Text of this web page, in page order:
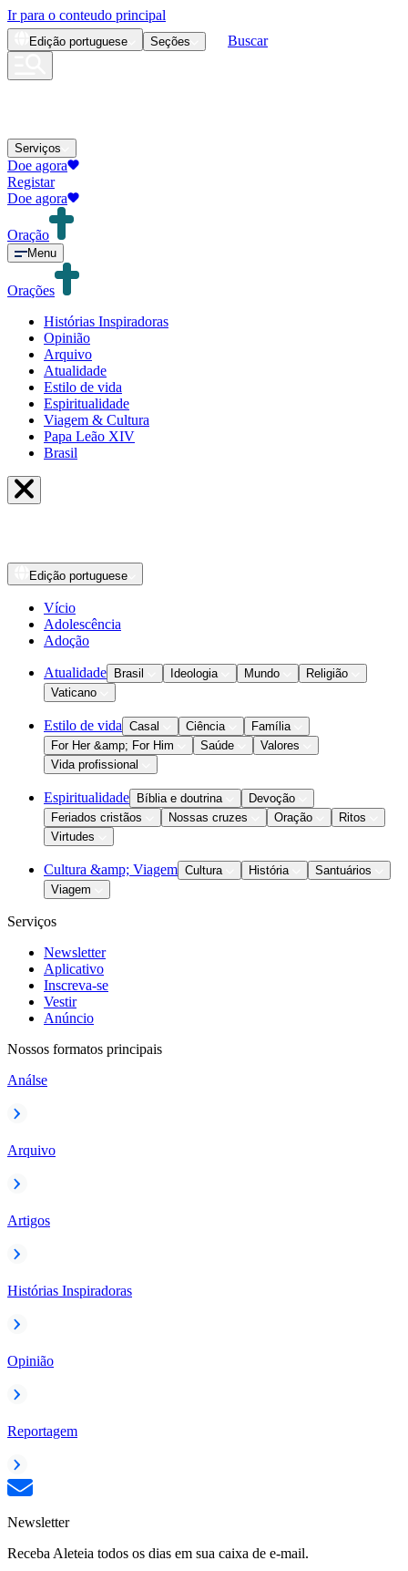
Ir para o conteudo principal
Edição portuguese Seções Buscar
Serviços
Doe agora
Registar
Doe agora
Oração
Menu
Orações
Histórias Inspiradoras
Opinião
Arquivo
Atualidade
Estilo de vida
Espiritualidade
Viagem & Cultura
Papa Leão XIV
Brasil
Edição portuguese
Vício
Adolescência
Adoção
Atualidade Brasil Ideologia Mundo
Religião
Vaticano
Estilo de vida Casal Ciência
Família
For Her &amp; For Him
Saúde
Valores
Vida profissional
Espiritualidade Bíblia e doutrina
Devoção
Feriados cristãos
Nossas cruzes Oração
Ritos
Virtudes
Cultura &amp; Viagem Cultura História
Santuários
Viagem
Serviços
Newsletter
Aplicativo
Inscreva-se
Vestir
Anúncio
Nossos formatos principais
Análse
Arquivo
Artigos
Histórias Inspiradoras
Opinião
Reportagem
Newsletter
Receba Aleteia todos os dias em sua caixa de e-mail.